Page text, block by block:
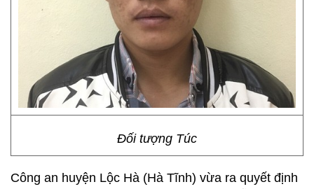
Đối tượng Túc
Công an huyện Lộc Hà (Hà Tĩnh) vừa ra quyết định